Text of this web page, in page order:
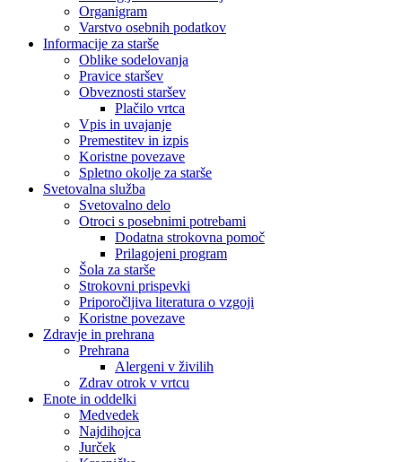
Organigram
Varstvo osebnih podatkov
Informacije za starše
Oblike sodelovanja
Pravice staršev
Obveznosti staršev
Plačilo vrtca
Vpis in uvajanje
Premestitev in izpis
Koristne povezave
Spletno okolje za starše
Svetovalna služba
Svetovalno delo
Otroci s posebnimi potrebami
Dodatna strokovna pomoč
Prilagojeni program
Šola za starše
Strokovni prispevki
Priporočljiva literatura o vzgoji
Koristne povezave
Zdravje in prehrana
Prehrana
Alergeni v živilih
Zdrav otrok v vrtcu
Enote in oddelki
Medvedek
Najdihojca
Jurček